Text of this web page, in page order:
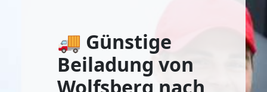
🚚 Günstige
Beiladung von